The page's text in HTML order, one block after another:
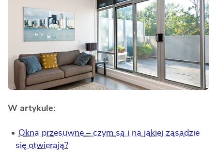
W artykule:
Okna przesuwne – czym są i na jakiej zasadzie
się otwierają?